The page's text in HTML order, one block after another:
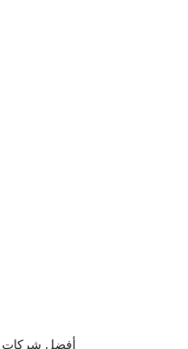
أفضل شركات